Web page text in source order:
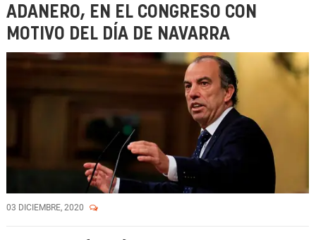
ADANERO, EN EL CONGRESO CON
MOTIVO DEL DÍA DE NAVARRA
03 DICIEMBRE, 2020